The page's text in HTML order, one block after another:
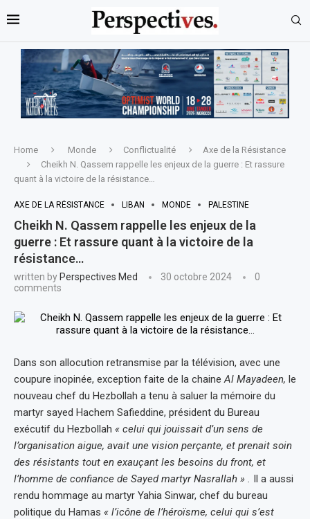
Home Monde Conflictualité
Axe de la Résistance
Cheikh N. Qassem rappelle les enjeux de la guerre : Et rassure
quant à la victoire de la résistance…
AXE DE LA RÉSISTANCE LIBAN MONDE PALESTINE
Cheikh N. Qassem rappelle les enjeux de la
guerre : Et rassure quant à la victoire de la
résistance…
written by Perspectives Med 30 octobre 2024
0
comments
Dans son allocution retransmise par la télévision, avec une
coupure inopinée, exception faite de la chaineAl Mayadeen, le
nouveau chef du Hezbollah a tenu à saluer la mémoire du
martyr sayed Hachem Safieddine, président du Bureau
exécutif du Hezbollah « celui qui jouissait d’un sens de
l’organisation aigue, avait une vision perçante, et prenait soin
des résistants tout en exauçant les besoins du front, et
l’homme de confiance de Sayed martyr Nasrallah » . Il a aussi
rendu hommage au martyr Yahia Sinwar, chef du bureau
politique du Hamas « l’icône de l’héroïsme, celui qui s’est